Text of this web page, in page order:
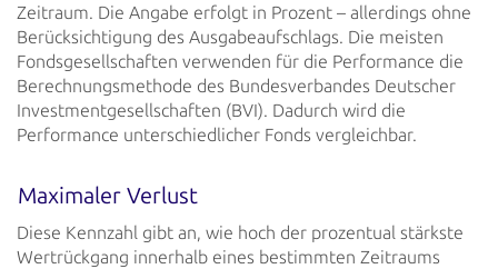
Zeitraum. Die Angabe erfolgt in Prozent – allerdings ohne
Berücksichtigung des Ausgabeaufschlags. Die meisten
Fondsgesellschaften verwenden für die Performance die
Berechnungsmethode des Bundesverbandes Deutscher
Investmentgesellschaften (BVI). Dadurch wird die
Performance unterschiedlicher Fonds vergleichbar.
Maximaler Verlust
Diese Kennzahl gibt an, wie hoch der prozentual stärkste
Wertrückgang innerhalb eines bestimmten Zeitraums